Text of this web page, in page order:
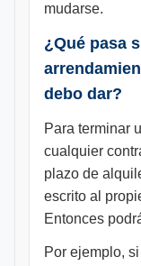
mudarse.
¿Qué pasa
debo dar?
Para terminar
cualquier
plazo de
escrito al
Entonces
Por ejemplo,